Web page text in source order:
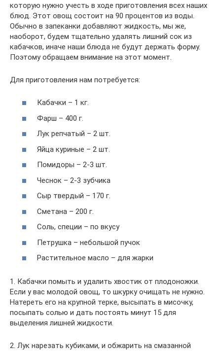
которую нужно учесть в ходе приготовления всех наших
блюд. Этот овощ состоит на 90 процентов из воды.
Обычно в запеканки добавляют жидкость, мы же,
наоборот, будем тщательно удалять лишний сок из
кабачков, иначе наши блюда не будут держать форму.
Поэтому обращаем внимание на этот момент.
Для приготовления нам потребуется:
Кабачки – 1 кг.
Фарш – 400 г.
Лук репчатый – 2 шт.
Яйца куриные – 2 шт.
Помидоры – 2-3 шт.
Чеснок – 2-3 зубчика
Сыр твердый – 170 г.
Сметана – 200 г.
Соль, специи – по вкусу
Петрушка – небольшой пучок
Растительное масло – для жарки
1. Кабачки помыть и удалить хвостик от плодоножки.
Если у вас молодой овощ, то шкурку очищать не нужно.
Натереть его на крупной терке, высыпать в мисочку,
посыпать солью и дать постоять минут 15 для
выделения лишней жидкости.
2. Лук нарезать кубиками, и обжарить на смазанной